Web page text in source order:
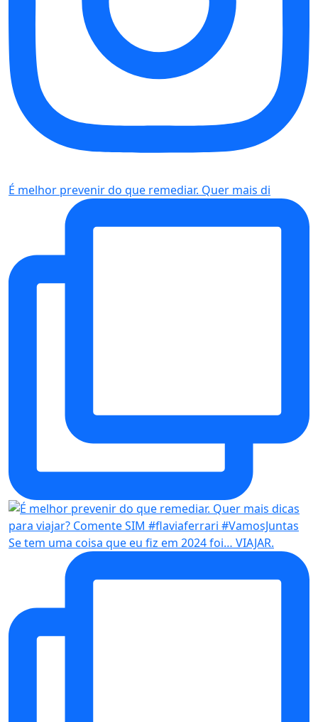
É melhor prevenir do que remediar. Quer mais di
Se tem uma coisa que eu fiz em 2024 foi… VIAJAR.